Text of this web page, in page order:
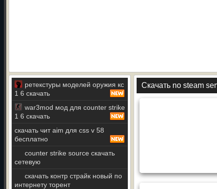
ретекстуры моделей оружия кс
1 6 скачать
war3mod мод для counter strike
1 6 скачать
скачать чит aim для css v 58
бесплатно
counter strike source скачать
сетевую
скачать контр страйк новый по
интернету торент
Скачать no steam